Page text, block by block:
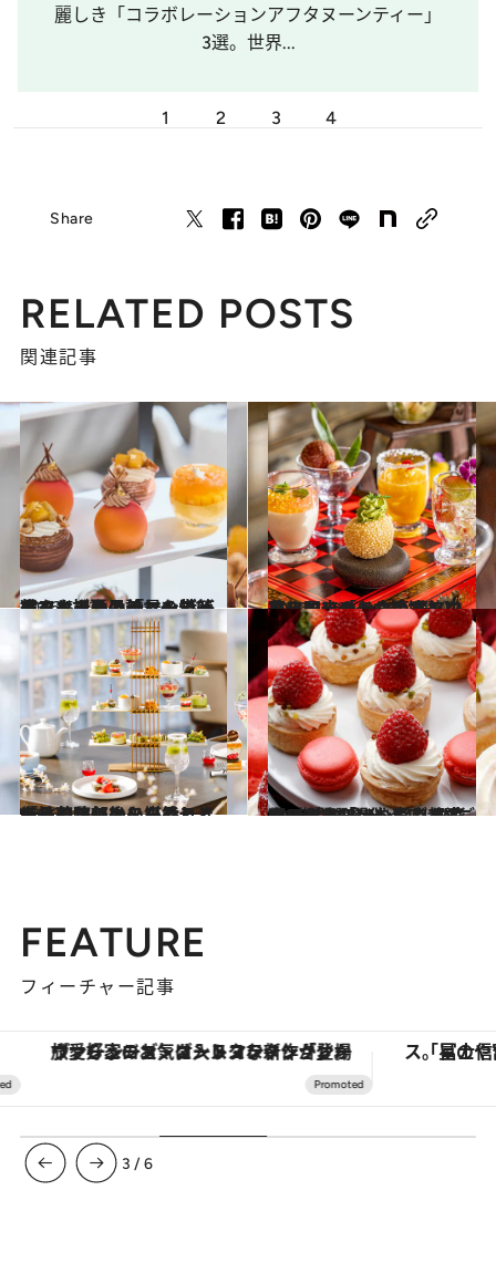
麗しき「コラボレーションアフタヌーンティー」
3選。世界...
1 2 3 4
Share
RELATED POSTS
関連記事
2026.5.12
甘くとろける「マンゴーアフタヌーンティー」3選。ホテルの絶景＆特等席で、初夏の訪れを告げるマンゴー尽くしのティータイムを！
旅＆お出かけ 2026.4.28
【三国志テーマのアフタヌーンティーも登場！】進化するホテルの本格中華＆和の「お食事系アフタヌーンティー」3選
旅＆お出かけ
2026.4.14
「抹茶アフタヌーンティー」の馥郁とした香りと上品な味わいを堪能し、ほっこり午後のひとときを
旅＆お出かけ 2026.3.31
GW期間も開催！【いちごフェア2026 part4】多彩なスタイルでいちごを満喫できる「いちご＆スイーツブッフェ」東京都内ホテル3選
旅＆お出かけ
FEATURE
フィーチャー記事
ヴァシュロン・コンスタンタン「オーヴァーシーズ・オートマティック」。旅愛好家のお気に入りコレクションから、ジェンダーレスな新作が登場
3 /6